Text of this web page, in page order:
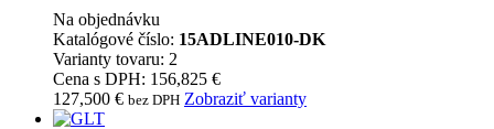
Na objednávku
Katalógové číslo: 15ADLINE010-DK
Varianty tovaru: 2
Cena s DPH: 156,825 €
127,500 € bez DPH Zobraziť varianty